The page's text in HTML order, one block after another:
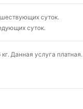
суток.
суток.
Данная услуга платная.